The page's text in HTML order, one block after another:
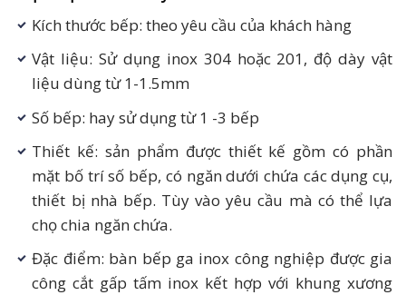
Kích thước bếp: theo yêu cầu của khách hàng
Vật liệu: Sử dụng inox 304 hoặc 201, độ dày vật
liệu dùng từ 1-1.5mm
Số bếp: hay sử dụng từ 1 -3 bếp
Thiết kế: sản phẩm được thiết kế gồm có phần
mặt bố trí số bếp, có ngăn dưới chứa các dụng cụ,
thiết bị nhà bếp. Tùy vào yêu cầu mà có thể lựa
chọ chia ngăn chứa.
Đặc điểm: bàn bếp ga inox công nghiệp được gia
công cắt gấp tấm inox kết hợp với khung xương